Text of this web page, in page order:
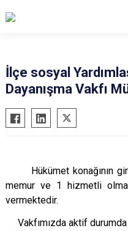
Ağaçören
Eskil
Ortaköy
Sarıyahşi
İlçe sosyal
Dayanışma Vakfı
Hükümet konağının
memur ve 1 hizmetli
vermektedir.
Vakfımızda aktif